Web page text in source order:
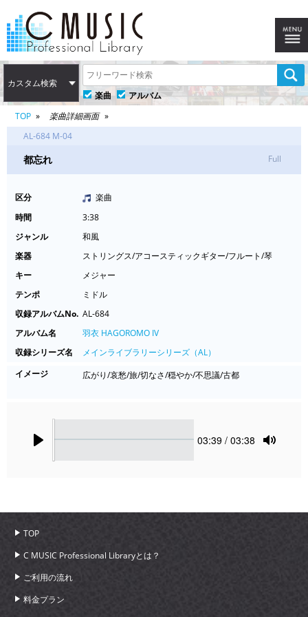
カスタム検索
楽曲
アルバム
TOP
楽曲詳細画面
AL-684 M-04
都忘れ Full
区分
楽曲
時間
3:38
ジャンル
和風
楽器
ストリングス/アコースティックギター/フルート/琴
キー
メジャー
テンポ
ミドル
収録アルバムNo. AL-684
アルバム名
羽衣 HAGOROMO IV
収録シリーズ名
メインライブラリーシリーズ（AL）
イメージ
広がり/哀愁/旅/切なさ/穏やか/不思議/古都
Current
03:39 / 03:38
TOP
C MUSIC Professional Libraryとは？
ご利用の流れ
料金プラン